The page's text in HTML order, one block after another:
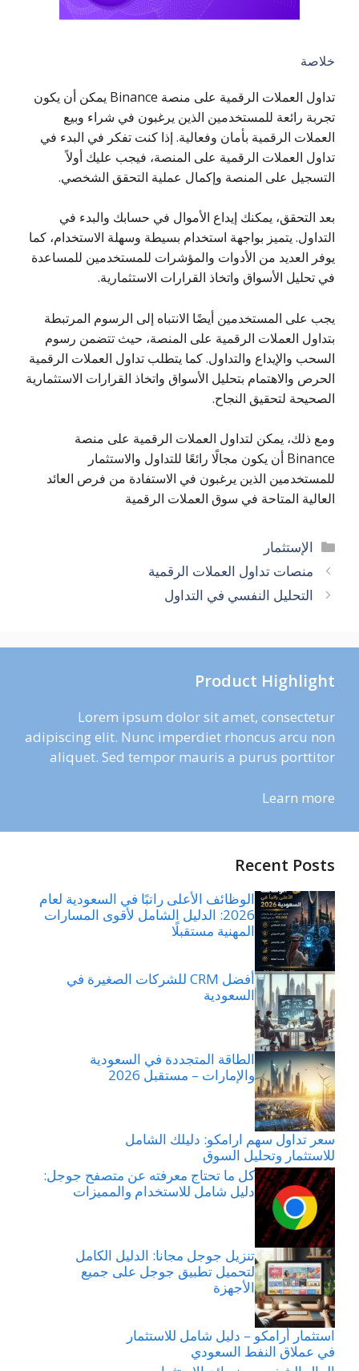
خلاصة
تداول العملات الرقمية على منصة Binance يمكن أن يكون
تجربة رائعة للمستخدمين الذين يرغبون في شراء وبيع
العملات الرقمية بأمان وفعالية. إذا كنت تفكر في البدء في
تداول العملات الرقمية على المنصة، فيجب عليك أولاً
التسجيل على المنصة وإكمال عملية التحقق الشخصي.
بعد التحقق، يمكنك إيداع الأموال في حسابك والبدء في
التداول. يتميز بواجهة استخدام بسيطة وسهلة الاستخدام، كما
يوفر العديد من الأدوات والمؤشرات للمستخدمين للمساعدة
في تحليل الأسواق واتخاذ القرارات الاستثمارية.
يجب على المستخدمين أيضًا الانتباه إلى الرسوم المرتبطة
بتداول العملات الرقمية على المنصة، حيث تتضمن رسوم
السحب والإيداع والتداول. كما يتطلب تداول العملات الرقمية
الحرص والاهتمام بتحليل الأسواق واتخاذ القرارات الاستثمارية
الصحيحة لتحقيق النجاح.
ومع ذلك، يمكن لتداول العملات الرقمية على منصة
Binance أن يكون مجالًا رائعًا للتداول والاستثمار
للمستخدمين الذين يرغبون في الاستفادة من فرص العائد
العالية المتاحة في سوق العملات الرقمية
التصنيفات
الإستثمار
منصات تداول العملات الرقمية
التحليل النفسي في التداول
Product Highlight
Lorem ipsum dolor sit amet, consectetur
adipiscing elit. Nunc imperdiet rhoncus arcu non
aliquet. Sed tempor mauris a purus porttitor
Learn more
Recent Posts
الوظائف الأعلى راتبًا في السعودية لعام
2026: الدليل الشامل لأقوى المسارات
المهنية مستقبلًا
أفضل CRM للشركات الصغيرة في
السعودية
الطاقة المتجددة في السعودية
والإمارات – مستقبل 2026
سعر تداول سهم ارامكو: دليلك الشامل
للاستثمار وتحليل السوق
كل ما تحتاج معرفته عن متصفح جوجل:
دليل شامل للاستخدام والمميزات
تنزيل جوجل مجانا: الدليل الكامل
لتحميل تطبيق جوجل على جميع
الأجهزة
استثمار أرامكو – دليل شامل للاستثمار
في عملاق النفط السعودي